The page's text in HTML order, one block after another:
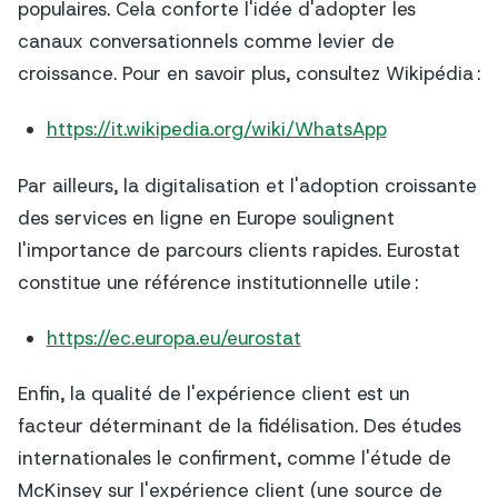
populaires. Cela conforte l'idée d'adopter les
canaux conversationnels comme levier de
croissance. Pour en savoir plus, consultez Wikipédia :
https://it.wikipedia.org/wiki/WhatsApp
Par ailleurs, la digitalisation et l'adoption croissante
des services en ligne en Europe soulignent
l'importance de parcours clients rapides. Eurostat
constitue une référence institutionnelle utile :
https://ec.europa.eu/eurostat
Enfin, la qualité de l'expérience client est un
facteur déterminant de la fidélisation. Des études
internationales le confirment, comme l'étude de
McKinsey sur l'expérience client (une source de